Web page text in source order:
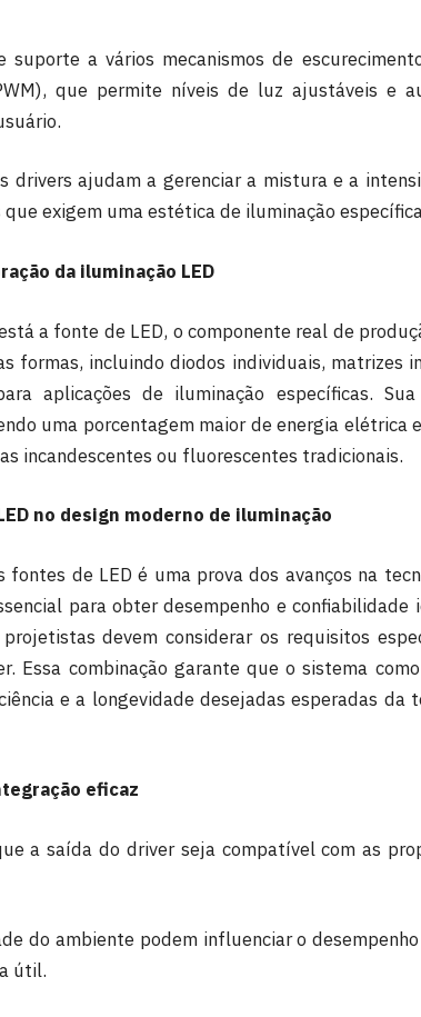
suporte a vários mecanismos de
que permite níveis de luz ajustáveis e
drivers ajudam a gerenciar a mistura e a
exigem uma estética de iluminação
da iluminação LED
a fonte de LED, o componente real de
formas, incluindo diodos individuais, matrizes
aplicações de iluminação específicas.
uma porcentagem maior de energia elétrica
incandescentes ou fluorescentes tradicionais.
no design moderno de iluminação
fontes de LED é uma prova dos avanços na
para obter desempenho e confiabilidade
devem considerar os requisitos
Essa combinação garante que o sistema
e a longevidade desejadas esperadas da
eficaz
a saída do driver seja compatível com as
do ambiente podem influenciar o
útil.